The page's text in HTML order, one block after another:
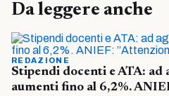
Da leggere anche
REDAZIONE
Stipendi docenti e ATA:
aumenti fino al 6,2%.